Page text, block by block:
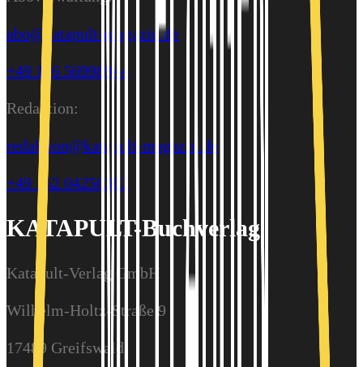
abo@katapult-magazin.de
+49 176 56998944
Redaktion:
redaktion@katapult-magazin.de
+49 152 04256363
KATAPULT-Buchverlag
Katapult-Verlag GmbH
Wilhelm-Holtz-Straße 9
17489 Greifswald